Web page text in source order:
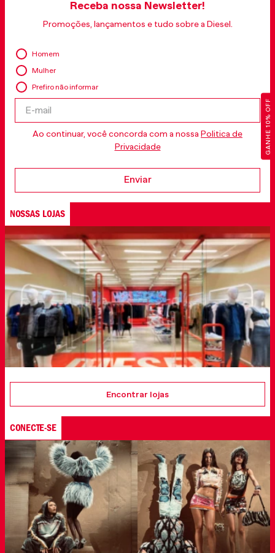
GANHE 10% OFF
Receba nossa Newsletter!
Promoções, lançamentos e tudo sobre a Diesel.
Homem
Mulher
Prefiro não informar
Ao continuar, você concorda com a nossa Politica de
Privacidade
Enviar
NOSSAS LOJAS
Encontrar lojas
CONECTE-SE